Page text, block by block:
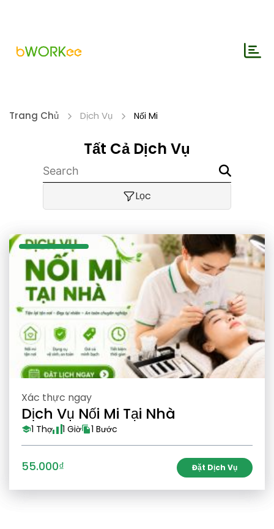
Trang Chủ Dịch Vụ Nối Mi
Tất Cả Dịch Vụ
Lọc
Xác thực ngay
Dịch Vụ Nối Mi Tại Nhà
1 Thợ 1 Giờ 1 Bước
55.000₫ Đặt Dịch Vụ